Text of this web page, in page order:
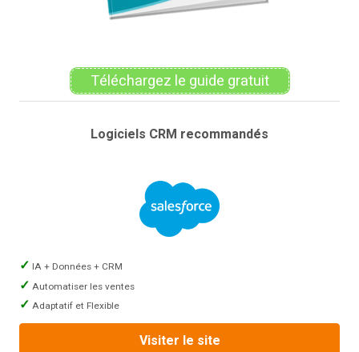
Téléchargez le guide gratuit
Logiciels CRM recommandés
IA + Données + CRM
Automatiser les ventes
Adaptatif et Flexible
Visiter le site